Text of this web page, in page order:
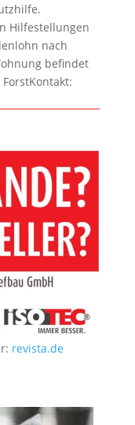
Hilfestellungen
nach
befindet
revista.de